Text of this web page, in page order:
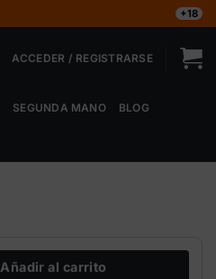
+18
ACCEDER / REGISTRARSE
SEGUNDA MANO BLOG
Añadir al carrito